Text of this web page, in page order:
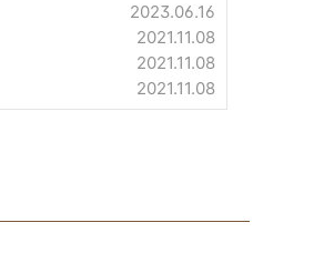
2023.06.16
2021.11.08
2021.11.08
2021.11.08